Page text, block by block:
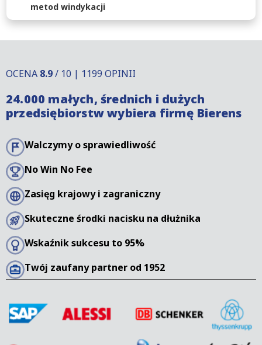
metod windykacji
OCENA 8.9/ 10 | 1199 OPINII
24.000 małych, średnich i dużych
przedsiębiorstw wybiera firmę Bierens
Walczymy o sprawiedliwość
No Win No Fee
Zasięg krajowy i zagraniczny
Skuteczne środki nacisku na dłużnika
Wskaźnik sukcesu to 95%
Twój zaufany partner od 1952